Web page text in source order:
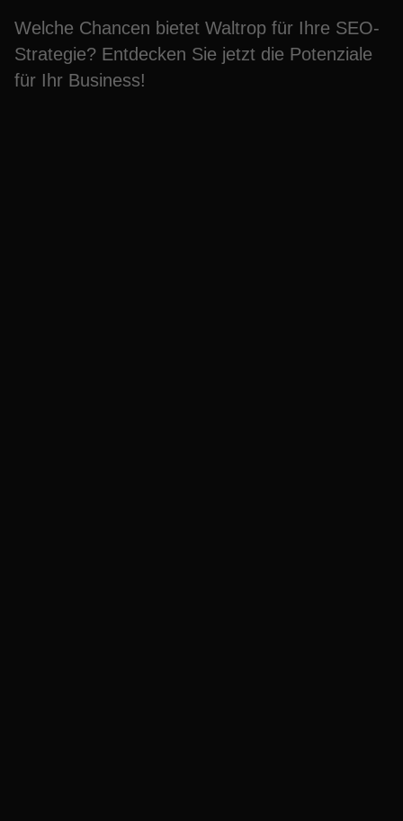
Welche Chancen bietet Waltrop für Ihre SEO-
Strategie? Entdecken Sie jetzt die Potenziale
für Ihr Business!